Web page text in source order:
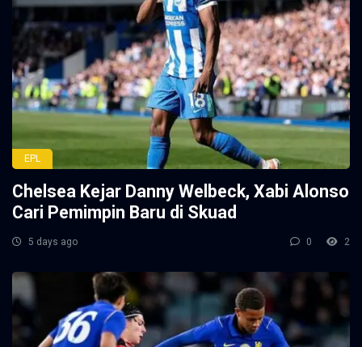
EPL
Chelsea Kejar Danny Welbeck, Xabi Alonso
Cari Pemimpin Baru di Skuad
5 days ago 0 2